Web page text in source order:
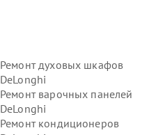
Ремонт духовых шкафов
DeLonghi
Ремонт варочных панелей
DeLonghi
Ремонт кондиционеров